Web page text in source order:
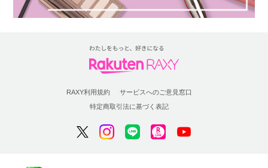
RAXY利用規約
サービスへのご意見窓口
特定商取引法に基づく表記